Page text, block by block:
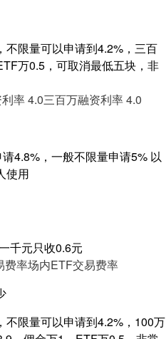
不限量可以申请到4.2%，三百
万0.5，可取消最低五块，非
率 4.0三百万融资利率 4.0
4.8%，一般不限量申请5% 以
使用
千元只收0.6元
费率场内ETF交易费率
不限量可以申请到4.2%，100万